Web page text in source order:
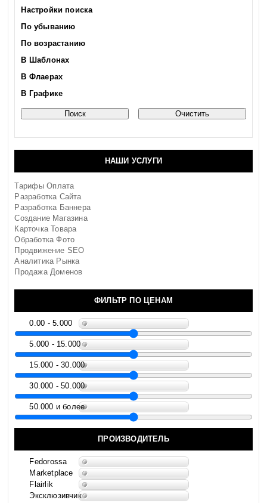
Настройки поиска
По убыванию
По возрастанию
В Шаблонах
В Флаерах
В Графике
НАШИ УСЛУГИ
Тарифы Оплата
Разработка Сайта
Разработка Баннера
Создание Магазина
Карточка Товара
Обработка Фото
Продвижение SEO
Аналитика Рынка
Продажа Доменов
ФИЛЬТР ПО ЦЕНАМ
0.00 - 5.000
5.000 - 15.000
15.000 - 30.000
30.000 - 50.000
50.000 и более
ПРОИЗВОДИТЕЛЬ
Fedorossa
Marketplace
Flairlik
Эксклюзивчик